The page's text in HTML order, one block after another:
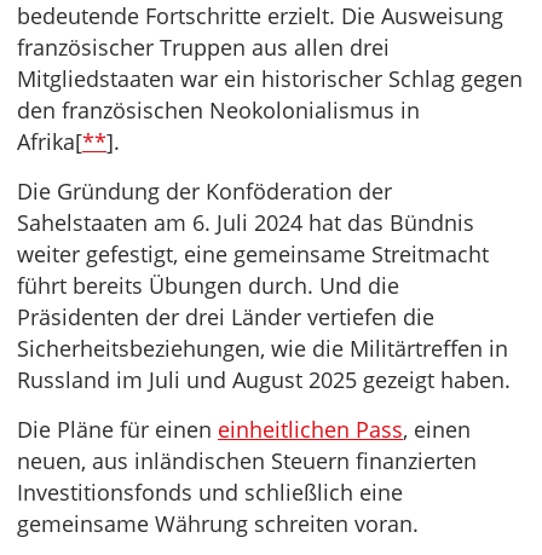
bedeutende Fortschritte erzielt. Die Ausweisung
französischer Truppen aus allen drei
Mitgliedstaaten war ein historischer Schlag gegen
den französischen Neokolonialismus in
Afrika[**].
Die Gründung der Konföderation der
Sahelstaaten am 6. Juli 2024 hat das Bündnis
weiter gefestigt, eine gemeinsame Streitmacht
führt bereits Übungen durch. Und die
Präsidenten der drei Länder vertiefen die
Sicherheitsbeziehungen, wie die Militärtreffen in
Russland im Juli und August 2025 gezeigt haben.
Die Pläne für einen einheitlichen Pass, einen
neuen, aus inländischen Steuern finanzierten
Investitionsfonds und schließlich eine
gemeinsame Währung schreiten voran.